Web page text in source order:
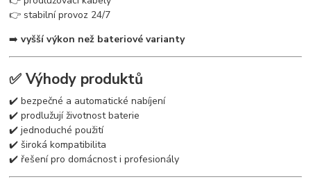
👉 stabilní provoz 24/7
➡️vyšší výkon než bateriové varianty
✅ Výhody produktů
✔️ bezpečné a automatické nabíjení
✔️ prodlužují životnost baterie
✔️ jednoduché použití
✔️ široká kompatibilita
✔️ řešení pro domácnost i profesionály